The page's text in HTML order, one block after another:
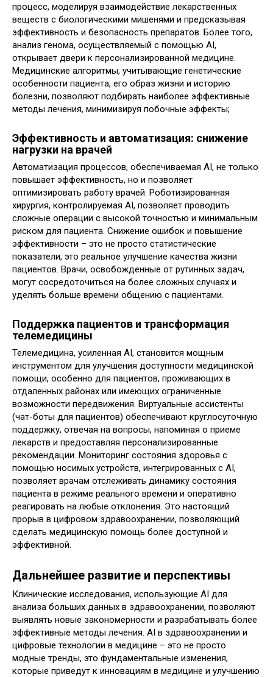
процесс, моделируя взаимодействие лекарственных
веществ с биологическими мишенями и предсказывая
эффективность и безопасность препаратов. Более того,
анализ генома, осуществляемый с помощью AI,
открывает двери к персонализированной медицине.
Медицинские алгоритмы, учитывающие генетические
особенности пациента, его образ жизни и историю
болезни, позволяют подбирать наиболее эффективные
методы лечения, минимизируя побочные эффекты;
Эффективность и автоматизация: снижение
нагрузки на врачей
Автоматизация процессов, обеспечиваемая AI, не только
повышает эффективность, но и позволяет
оптимизировать работу врачей. Роботизированная
хирургия, контролируемая AI, позволяет проводить
сложные операции с высокой точностью и минимальным
риском для пациента. Снижение ошибок и повышение
эффективности – это не просто статистические
показатели, это реальное улучшение качества жизни
пациентов. Врачи, освобожденные от рутинных задач,
могут сосредоточиться на более сложных случаях и
уделять больше времени общению с пациентами.
Поддержка пациентов и трансформация
телемедицины
Телемедицина, усиленная AI, становится мощным
инструментом для улучшения доступности медицинской
помощи, особенно для пациентов, проживающих в
отдаленных районах или имеющих ограниченные
возможности передвижения. Виртуальные ассистенты
(чат-боты для пациентов) обеспечивают круглосуточную
поддержку, отвечая на вопросы, напоминая о приеме
лекарств и предоставляя персонализированные
рекомендации. Мониторинг состояния здоровья с
помощью носимых устройств, интегрированных с AI,
позволяет врачам отслеживать динамику состояния
пациента в режиме реального времени и оперативно
реагировать на любые отклонения. Это настоящий
прорыв в цифровом здравоохранении, позволяющий
сделать медицинскую помощь более доступной и
эффективной.
Дальнейшее развитие и перспективы
Клинические исследования, использующие AI для
анализа больших данных в здравоохранении, позволяют
выявлять новые закономерности и разрабатывать более
эффективные методы лечения. AI в здравоохранении и
цифровые технологии в медицине – это не просто
модные тренды, это фундаментальные изменения,
которые приведут к инновациям в медицине и улучшению